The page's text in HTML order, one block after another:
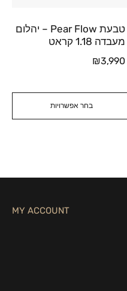
בחר אפשרויות
טבעת Pear Flow – יהלום
מעבדה 1.18 קראט
₪3,990
MY ACCOUNT